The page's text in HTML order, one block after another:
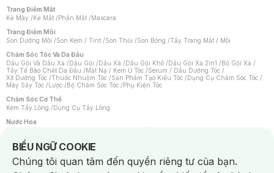
Trang Điểm Mắt
Kẻ Mày /Kẻ Mắt /Phấn Mắt /Mascara
Trang Điểm Môi
Son Dưỡng Môi /Son Kem / Tint /Son Thỏi /Son Bóng /Tẩy Trang Mắt / Môi
Chăm Sóc Tóc Và Da Đầu
Dầu Gội Và Dầu Xả /Dầu Gội /Dầu Xả /Dầu Gội Khô /Dầu Gội Xả 2in1 /Bộ Gội Xả /
Tẩy Tế Bào Chết Da Đầu /Mặt Nạ / Kem Ủ Tóc /Serum / Dầu Dưỡng Tóc /
Xịt Dưỡng Tóc /Thuốc Nhuộm Tóc /Sản Phẩm Tạo Kiểu Tóc /Dụng Cụ Chăm Sóc Tóc /
Máy Sấy Tóc /Lược /Bộ Chăm Sóc Tóc /Phụ Kiện Tóc
Chăm Sóc Cơ Thể
Kem Tẩy Lông /Dụng Cụ Tẩy Lông
Nước Hoa
Nước Hoa Nữ
Chăm Sóc Cá Nhân
Chống Muỗi /Khẩu Trang /Máy Massage/Mặt Nạ Xông Hơi /Nước Rửa Tay/
Sản Phẩm Chăm Sóc Khác /Bàn Chải Đánh Răng /Bàn Chải Điện/
BIỂU NGỮ COOKIE
Notice about cookies usage
Chúng tôi quan tâm đến quyền riêng tư của bạn.